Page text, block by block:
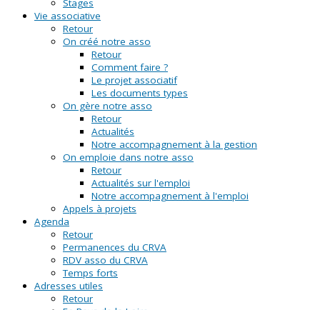
Vie associative
Retour
On créé notre asso
Retour
Comment faire ?
Le projet associatif
Les documents types
On gère notre asso
Retour
Actualités
Notre accompagnement à la gestion
On emploie dans notre asso
Retour
Actualités sur l'emploi
Notre accompagnement à l'emploi
Appels à projets
Agenda
Retour
Permanences du CRVA
RDV asso du CRVA
Temps forts
Adresses utiles
Retour